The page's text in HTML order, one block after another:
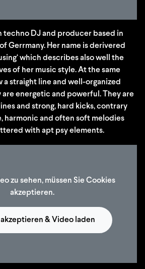
techno DJ and producer based in
Gerrmany. Her name is derivered
which describes also well the
of her music style. At the same
a straight line and well-organized
energetic and powerful. They are
and strong, hard kicks, contrary
harmonic and often soft melodies
with apt psy elements.
zu sehen, müssen Sie Cookies
akzeptieren.
& Video laden